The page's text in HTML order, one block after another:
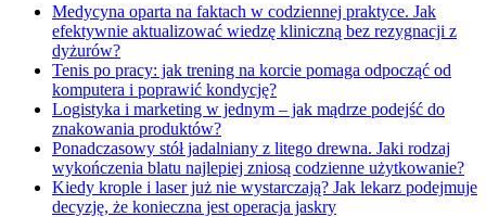
Medycyna oparta na faktach w codziennej praktyce. Jak
efektywnie aktualizować wiedzę kliniczną bez rezygnacji z
dyżurów?
Tenis po pracy: jak trening na korcie pomaga odpocząć od
komputera i poprawić kondycję?
Logistyka i marketing w jednym – jak mądrze podejść do
znakowania produktów?
Ponadczasowy stół jadalniany z litego drewna. Jaki rodzaj
wykończenia blatu najlepiej zniosą codzienne użytkowanie?
Kiedy krople i laser już nie wystarczają? Jak lekarz podejmuje
decyzję, że konieczna jest operacja jaskry